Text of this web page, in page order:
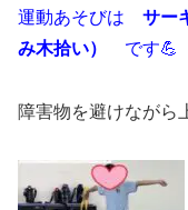
運動あそびは サー
み木拾い）
です💪
障害物を避けなが